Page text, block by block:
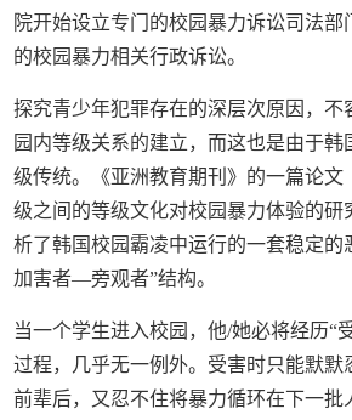
院开始设立专门的校园暴力诉讼司法部
的校园暴力相关行政诉讼。
探究青少年犯罪存在的深层次原因，不
园内等级关系的建立，而这也是由于
级传统。《亚洲教育期刊》的一篇论文
级之间的等级文化对校园暴力体验的研
析了韩国校园霸凌中运行的一套稳定
加害者—旁观者”结构。
当一个学生进入校园，他/她必将经历
过程，几乎无一例外。受害时只能默默
前辈后，又忍不住将暴力循环在下一批